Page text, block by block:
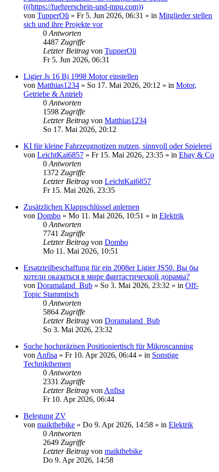
(((https://fuehrerschein-und-mpu.com))
von TupperOli » Fr 5. Jun 2026, 06:31 » in Mitglieder stellen
sich und ihre Projekte vor
0Antworten
4487 Zugriffe
Letzter Beitrag von TupperOli
Fr 5. Jun 2026, 06:31
Ligier Js 16 Bj 1998 Motor einstellen
von Matthias1234 » So 17. Mai 2026, 20:12 » in Motor,
Getriebe & Antrieb
0Antworten
1598 Zugriffe
Letzter Beitrag von Matthias1234
So 17. Mai 2026, 20:12
KI für kleine Fahrzeugnotizen nutzen, sinnvoll oder Spielerei
von LeichtKai6857 » Fr 15. Mai 2026, 23:35 » in Ebay & Co
0Antworten
1372 Zugriffe
Letzter Beitrag von LeichtKai6857
Fr 15. Mai 2026, 23:35
Zusätzlichen Klappschlüssel anlernen
von Dombo » Mo 11. Mai 2026, 10:51 » in Elektrik
0Antworten
7741 Zugriffe
Letzter Beitrag von Dombo
Mo 11. Mai 2026, 10:51
Ersatzteilbeschaffung für ein 2008er Ligier JS50. Вы бы
хотели оказаться в мире фантастической дорамы?
von Doramaland_Bub » So 3. Mai 2026, 23:32 » in Off-
Topic Stammtisch
0Antworten
5864 Zugriffe
Letzter Beitrag von Doramaland_Bub
So 3. Mai 2026, 23:32
Suche hochpräzisen Positioniertisch für Mikroscanning
vonAnfisa » Fr 10. Apr 2026, 06:44 » in Sonstige
Technikthemen
0Antworten
2331 Zugriffe
Letzter Beitrag vonAnfisa
Fr 10. Apr 2026, 06:44
Belegung ZV
von maikthebike » Do 9. Apr 2026, 14:58 » in Elektrik
0Antworten
2649 Zugriffe
Letzter Beitrag von maikthebike
Do 9. Apr 2026, 14:58